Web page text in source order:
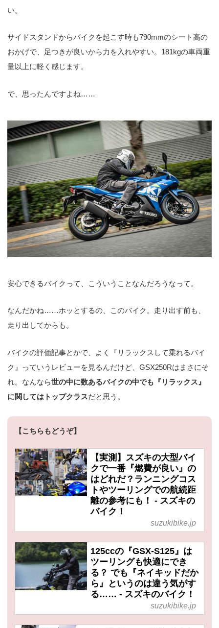
い。
サイドスタンドからバイクを起こす時も790mmのシート高の
おかげで、足つきが良いから力を入れやすい。181kgの車両重
量以上に軽く感じます。
で、思ったんですよね……
安心できるバイクって、こういうことなんだろうなって。
なんだかね……ホッとするの、このバイク。走り出す前も、
走り出してからも。
バイクの評価記事とかで、よく『リラックスして乗れるバイ
ク』っていうレビューを見るんだけど、GSX250Rはまさにそ
れ。なんなら世の中に数あるバイクの中でも『リラックス』
に関してはトップクラスだと思う。
【こちらもどうぞ】
【実測】スズキの大型バイ
クで一番『燃費が良い』の
はどれだ？ランニングコス
トやツーリングでの航続距
離の参考にも！ - スズキの
バイク！
suzukibike.jp
125ccの『GSX-S125』は
ツーリングも快適にでき
る？ でも『ネイキッドだか
ら』というのは違う気がす
る…… - スズキのバイク！
suzukibike.jp